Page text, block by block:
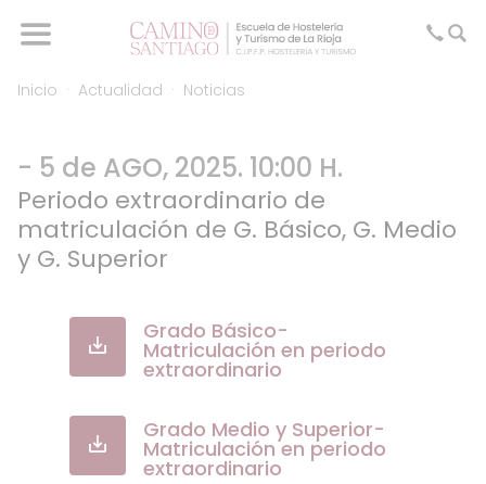
Inicio Actualidad Noticias
- 5 de AGO, 2025. 10:00 H.
Periodo extraordinario de
matriculación de G. Básico, G. Medio
y G. Superior
Grado Básico-
Matriculación en periodo
extraordinario
Grado Medio y Superior-
Matriculación en periodo
extraordinario